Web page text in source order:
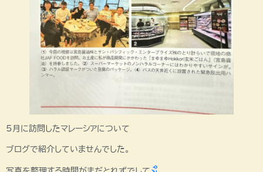
5月に訪問したマレーシアについて
ブログで紹介していませんでした。